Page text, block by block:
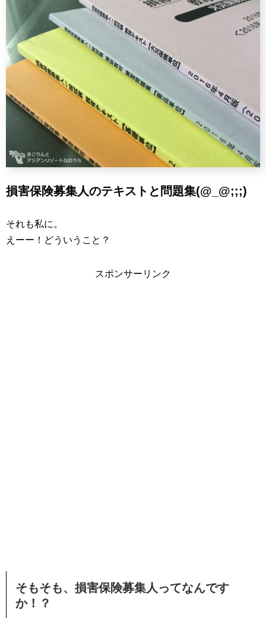
損害保険募集人のテキストと問題集(@_@;;;)
それも私に。
えーー！どういうこと？
スポンサーリンク
そもそも、損害保険募集人ってなんです
か！？